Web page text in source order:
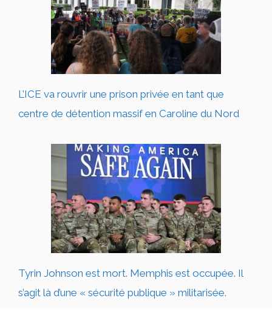
L’ICE va rouvrir une prison privée en tant que
centre de détention massif en Caroline du Nord
Tyrin Johnson est mort. Memphis est occupée. Il
s’agit là d’une « sécurité publique » militarisée.